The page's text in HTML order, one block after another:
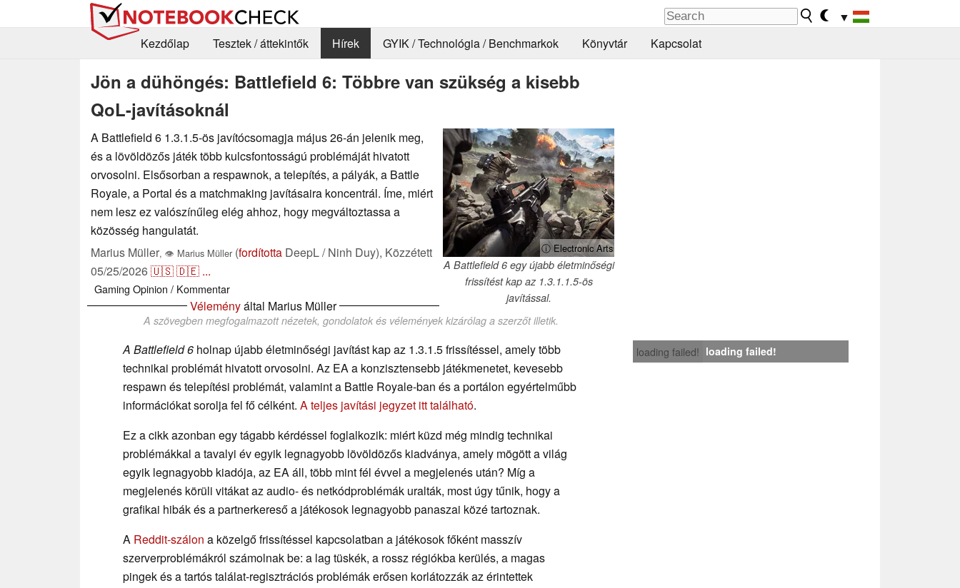
▼
Kezdőlap
Tesztek / áttekintők Hírek GYIK / Technológia / Benchmarkok Könyvtár Kapcsolat
Jön a dühöngés: Battlefield 6: Többre van szükség a kisebb
QoL-javításoknál
ⓘ Electronic Arts
A Battlefield 6 egy újabb életminőségi
frissítést kap az 1.3.1.1.5-ös
javítással.
A Battlefield 6 1.3.1.5-ös javítócsomagja május 26-án jelenik meg,
és a lövöldözős játék több kulcsfontosságú problémáját hivatott
orvosolni. Elsősorban a respawnok, a telepítés, a pályák, a Battle
Royale, a Portal és a matchmaking javításaira koncentrál. Íme, miért
nem lesz ez valószínűleg elég ahhoz, hogy megváltoztassa a
közösség hangulatát.
Marius Müller, 👁 Marius Müller (fordította DeepL / Ninh Duy), Közzétett
05/25/2026🇺🇸🇩🇪 ...
Gaming Opinion / Kommentar
Véleményáltal Marius Müller
A szövegben megfogalmazott nézetek, gondolatok és vélemények kizárólag a szerzőt illetik.
loading failed! loading failed!
A Battlefield 6 holnap újabb életminőségi javítást kap az 1.3.1.5 frissítéssel, amely több
technikai problémát hivatott orvosolni. Az EA a konzisztensebb játékmenetet, kevesebb
respawn és telepítési problémát, valamint a Battle Royale-ban és a portálon egyértelműbb
információkat sorolja fel fő célként. A teljes javítási jegyzet itt található.
Ez a cikk azonban egy tágabb kérdéssel foglalkozik: miért küzd még mindig technikai
problémákkal a tavalyi év egyik legnagyobb lövöldözős kiadványa, amely mögött a világ
egyik legnagyobb kiadója, az EA áll, több mint fél évvel a megjelenés után? Míg a
megjelenés körüli vitákat az audio- és netkódproblémák uralták, most úgy tűnik, hogy a
grafikai hibák és a partnerkereső a játékosok legnagyobb panaszai közé tartoznak.
A Reddit-szálon a közelgő frissítéssel kapcsolatban a játékosok főként masszív
szerverproblémákról számolnak be: a lag tüskék, a rossz régiókba kerülés, a magas
pingek és a tartós találat-regisztrációs problémák erősen korlátozzák az érintettek